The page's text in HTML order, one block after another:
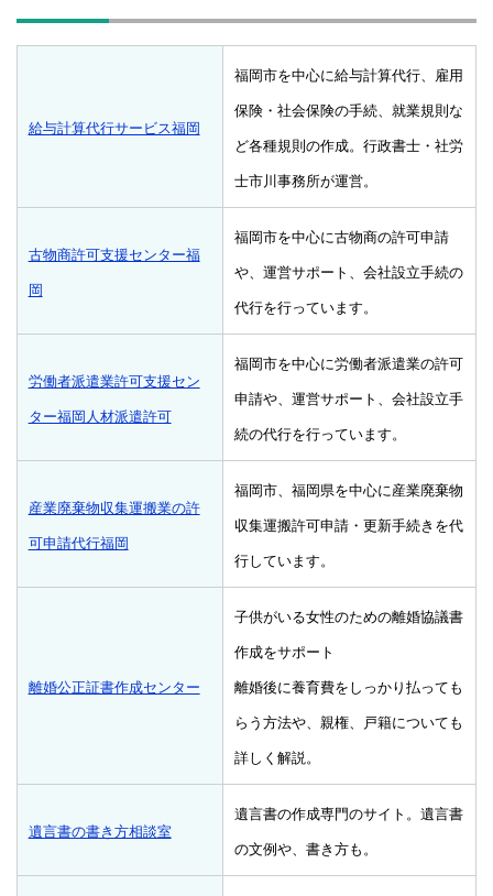
給与計算代行サービス福岡
福岡市を中心に給与計算代行、雇用
保険・社会保険の手続、就業規則な
ど各種規則の作成。行政書士・社労
士市川事務所が運営。
古物商許可支援センター福
岡
福岡市を中心に古物商の許可申請
や、運営サポート、会社設立手続の
代行を行っています。
労働者派遣業許可支援セン
ター福岡人材派遣許可
福岡市を中心に労働者派遣業の許可
申請や、運営サポート、会社設立手
続の代行を行っています。
産業廃棄物収集運搬業の許
可申請代行福岡
福岡市、福岡県を中心に産業廃棄物
収集運搬許可申請・更新手続きを代
行しています。
離婚公正証書作成センター
子供がいる女性のための離婚協議書
作成をサポート
離婚後に養育費をしっかり払っても
らう方法や、親権、戸籍についても
詳しく解説。
遺言書の書き方相談室
遺言書の作成専門のサイト。遺言書
の文例や、書き方も。